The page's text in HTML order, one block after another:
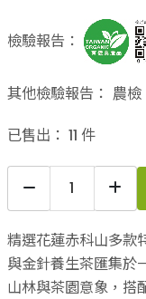
檢驗報告：
其他檢驗報告： 農檢
已售出： 11 件
精選花蓮赤科山多款
與金針養生茶匯集於
山林與茶園意象，搭